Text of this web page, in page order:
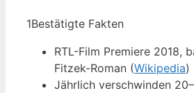
1Bestätigte Fakten
RTL-Film Premiere 2018,
Fitzek-Roman (Wikipedia)
Jährlich verschwinden